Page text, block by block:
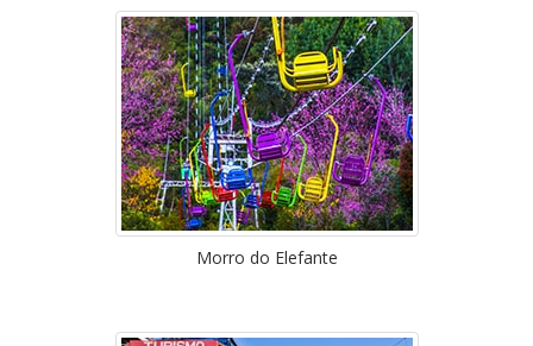
Morro do Elefante